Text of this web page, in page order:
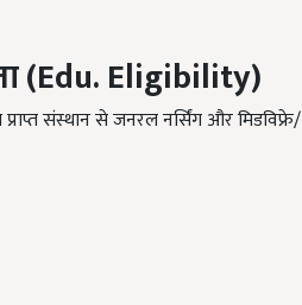
(Edu. Eligibility)
संस्थान से जनरल नर्सिंग और मिडविफ्रे/